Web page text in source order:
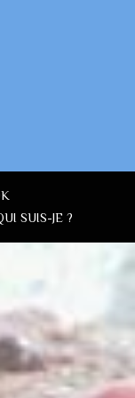
SUIS-JE ?